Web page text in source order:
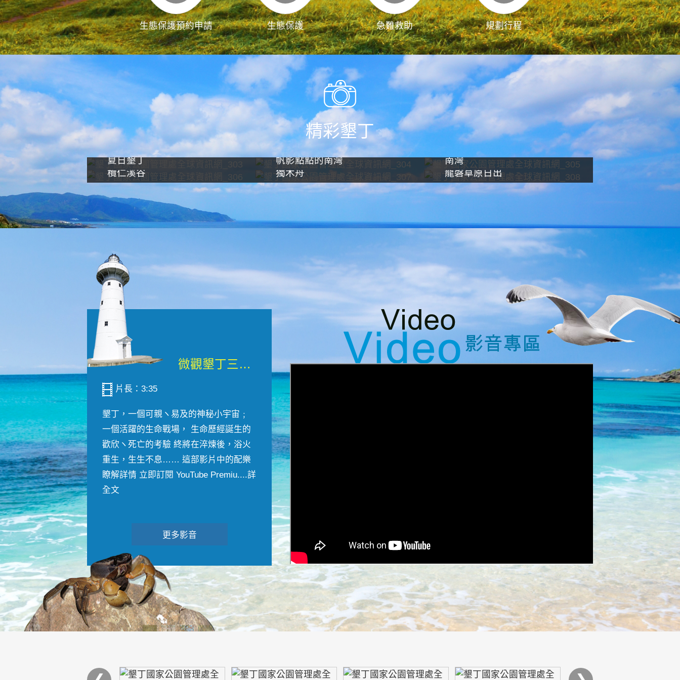
生態保護預約申請 生態保護 急難救助 規劃行程 影像直播
精彩墾丁
夏日墾丁 帆影點點的南灣
南灣
欖仁溪谷
獨木舟 龍磐草原日出
微觀墾丁三部曲 重生....
片長：3:35
墾丁，一個可親ヽ易及的神秘小宇宙﹔
一個活躍的生命戰場， 生命歷經誕生的
歡欣ヽ死亡的考驗 終將在淬煉後，浴火
重生，生生不息…… 這部影片中的配樂
瞭解詳情 立即訂閱 YouTube Premiu....詳
全文
更多影音